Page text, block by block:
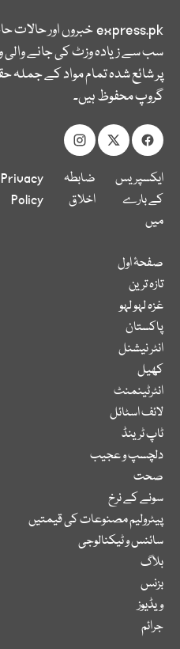
express.pkخبروں اور حالات
سب سے زیادہ وزٹ کی جانے
پر شائع شدہ تمام مواد کے جملہ
گروپ محفوظ ہیں۔
ایکسپریس
کے بارے
میں
ضابطہ
اخلاق
Privacy
Policy
صفحۂ اول
تازہ ترین
غزہ لہو لہو
پاکستان
انٹر نیشنل
کھیل
انٹرٹینمنٹ
لائف اسٹائل
ٹاپ ٹرینڈ
دلچسپ و عجیب
صحت
سونے کے نرخ
پیٹرولیم مصنوعات کی قیمتیں
سائنس و ٹیکنالوجی
بلاگ
بزنس
ویڈیوز
جرائم